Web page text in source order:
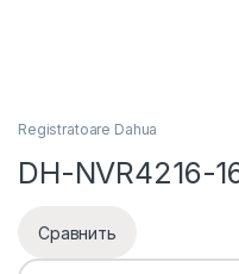
Registratoare Dahua
DH-NVR4216-
Сравнить